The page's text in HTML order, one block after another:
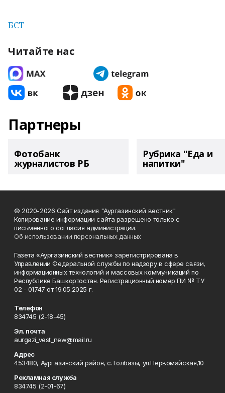
БСТ
Читайте нас
Партнеры
Фотобанк
журналистов РБ
Рубрика "Еда и
напитки"
© 2020-2026 Сайт издания "Аургазинский вестник"
Копирование информации сайта разрешено только с
письменного согласия администрации.
Об использовании персональных данных
Газета «Аургазинский вестник» зарегистрирована в
Управлении Федеральной службы по надзору в сфере связи,
информационных технологий и массовых коммуникаций по
Республике Башкортостан. Регистрационный номер ПИ № ТУ
02 - 01747 от 19.05.2025 г.
Телефон
834745 (2-18-45)
Эл. почта
aurgazi_vest_new@mail.ru
Адрес
453480, Аургазинский район, с.Толбазы, ул.Первомайская,10
Рекламная служба
834745 (2-01-67)